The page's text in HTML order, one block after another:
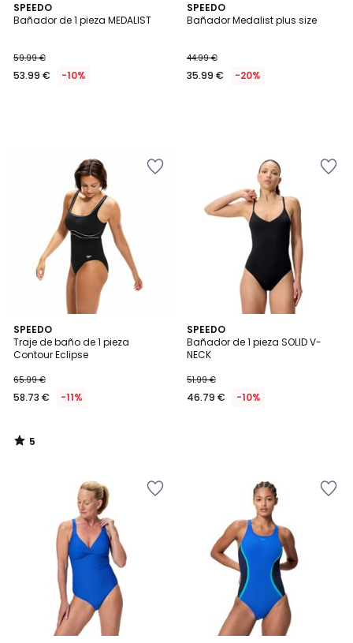
SPEEDO
Bañador de 1 pieza MEDALIST
59.99 €
53.99 € -10%
SPEEDO
Bañador Medalist plus size
44.99 €
35.99 € -20%
SPEEDO
Traje de baño de 1 pieza
Contour Eclipse
65.99 €
58.73 € -11%
5
/
5
5
/
SPEEDO
Bañador de 1 pieza SOLID V-
NECK
51.99 €
46.79 € -10%